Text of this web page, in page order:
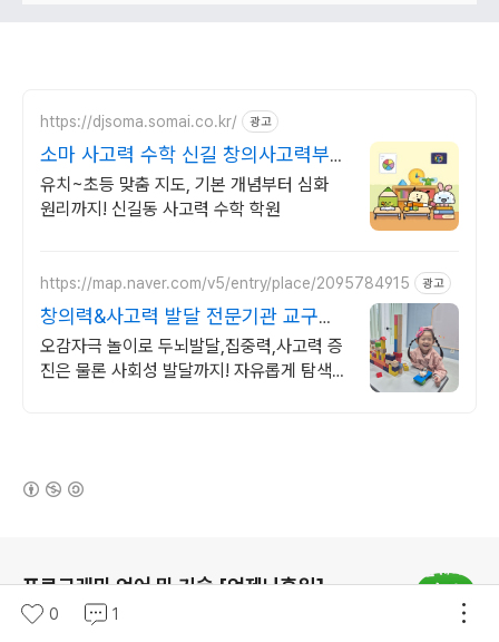
https://djsoma.somai.co.kr/ 광고
소마 사고력 수학 신길 창의사고력부터
문제해결력까지
유치~초등 맞춤 지도, 기본 개념부터 심화
원리까지! 신길동 사고력 수학 학원
https://map.naver.com/v5/entry/place/2095784915 광고
창의력&사고력 발달 전문기관 교구를
활용한 감각놀이 기관
오감자극 놀이로 두뇌발달,집중력,사고력 증
진은 물론 사회성 발달까지! 자유롭게 탐색하
프로그래밍 언어 및 기술 [언제나휴일]
프로그래밍 언어와 기술에 관하여 다루고 있습니다. 유튜브 동
0 1